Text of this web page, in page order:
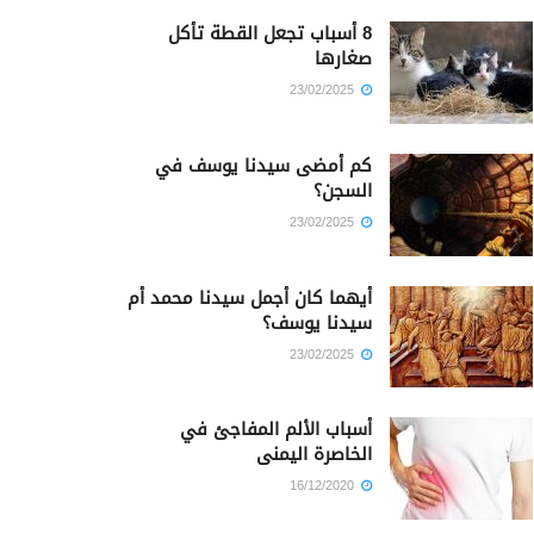
8 أسباب تجعل القطة تأكل
صغارها
كم أمضى سيدنا يوسف في
السجن؟
أيهما كان أجمل سيدنا محمد أم
سيدنا يوسف؟
أسباب الألم المفاجئ في
الخاصرة اليمنى